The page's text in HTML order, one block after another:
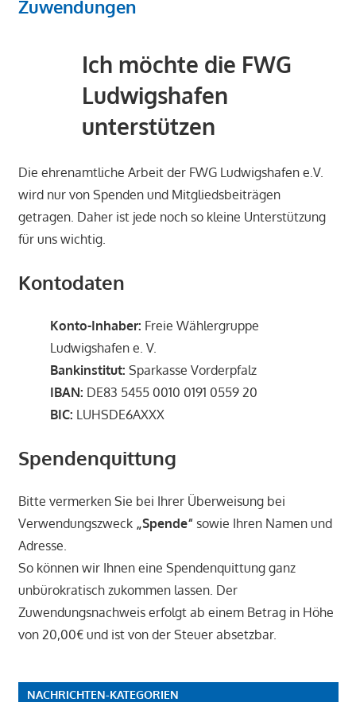
Zuwendungen
Ich möchte die FWG
Ludwigshafen
unterstützen
Die ehrenamtliche Arbeit der FWG Ludwigshafen e.V.
wird nur von Spenden und Mitgliedsbeiträgen
getragen. Daher ist jede noch so kleine Unterstützung
für uns wichtig.
Kontodaten
Konto-Inhaber: Freie Wählergruppe
Ludwigshafen e. V.
Bankinstitut: Sparkasse Vorderpfalz
IBAN: DE83 5455 0010 0191 0559 20
BIC: LUHSDE6AXXX
Spendenquittung
Bitte vermerken Sie bei Ihrer Überweisung bei
Verwendungszweck „Spende“ sowie Ihren Namen und
Adresse.
So können wir Ihnen eine Spendenquittung ganz
unbürokratisch zukommen lassen. Der
Zuwendungsnachweis erfolgt ab einem Betrag in Höhe
von 20,00€ und ist von der Steuer absetzbar.
NACHRICHTEN-KATEGORIEN